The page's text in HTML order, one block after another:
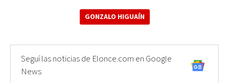
GONZALO HIGUAÍN
Seguí las noticias de Elonce.com en Google
News